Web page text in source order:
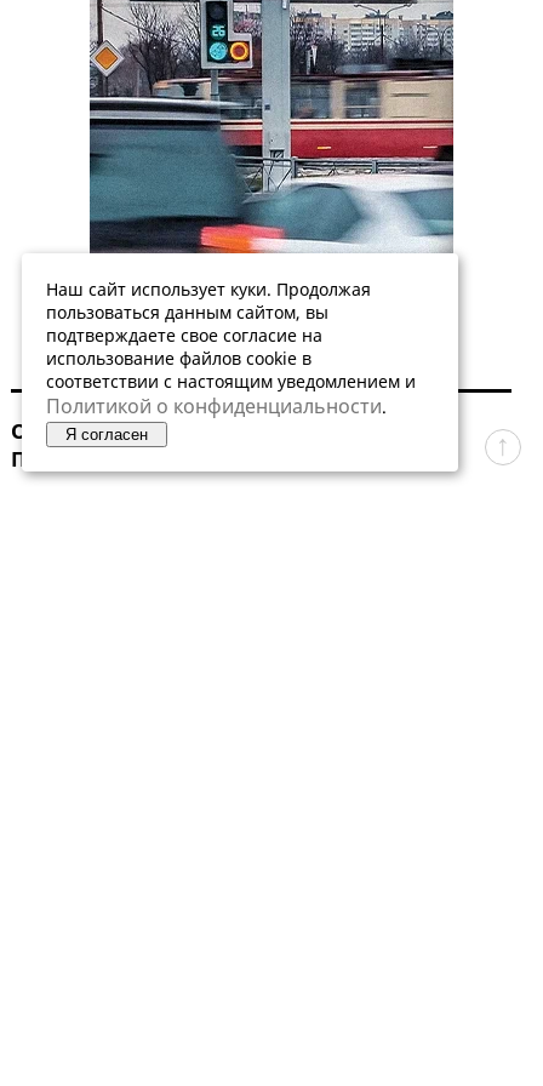
О редакции
Предвыборная агитация
Наш сайт использует куки. Продолжая
пользоваться данным сайтом, вы
подтверждаете свое согласие на
использование файлов cookie в
соответствии с настоящим уведомлением и
Политикой о конфиденциальности.
Я согласен